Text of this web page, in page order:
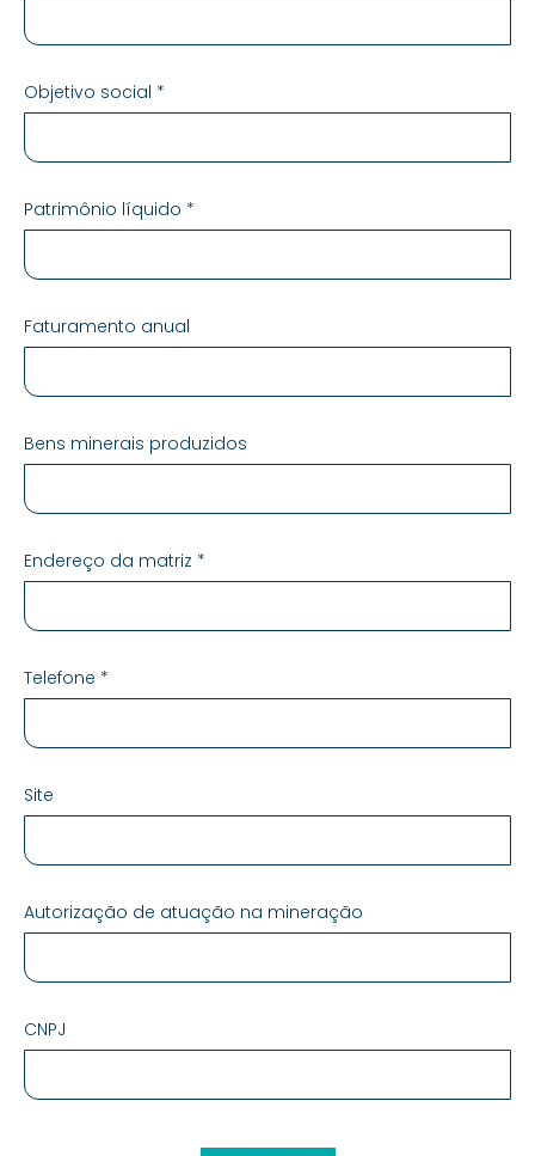
Objetivo social *
Patrimônio líquido *
Faturamento anual
Bens minerais produzidos
Endereço da matriz *
Telefone *
Site
Autorização de atuação na mineração
CNPJ